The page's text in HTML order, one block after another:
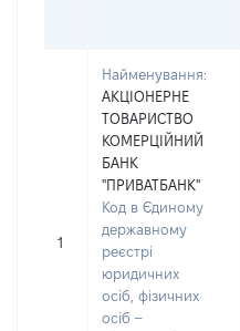
1
Найменування:
АКЦІОНЕРНЕ
ТОВАРИСТВО
КОМЕРЦІЙНИЙ
БАНК
"ПРИВАТБАНК"
Код в Єдиному
державному
реєстрі
юридичних
осіб, фізичних
осіб –